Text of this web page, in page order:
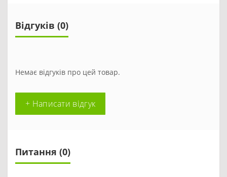
Відгуків (0)
Немає відгуків про цей товар.
+ Написати відгук
Питання (0)